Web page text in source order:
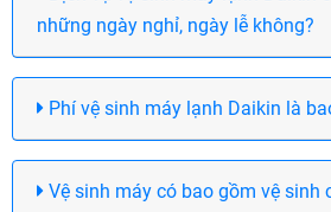
những ngày nghỉ, ngày lễ không?
Phí vệ sinh máy lạnh Daikin là
Vệ sinh máy có bao gồm vệ sinh